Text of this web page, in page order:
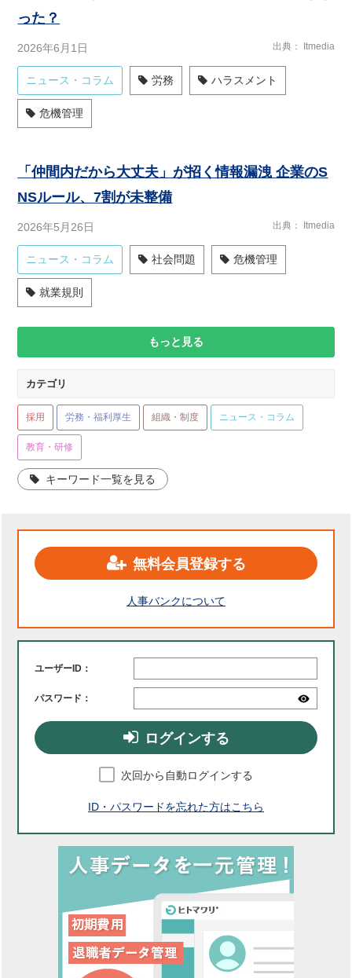
った？
2026年6月1日 出典 Itmedia
ニュース・コラム 労務 ハラスメント
危機管理
「仲間内だから大丈夫」が招く情報漏洩 企業のS
NSルール、7割が未整備
2026年5月26日 出典 Itmedia
ニュース・コラム 社会問題 危機管理
就業規則
もっと見る
カテゴリ
採用 労務・福利厚生 組織・制度 ニュース・コラム
教育・研修
キーワード一覧を見る
無料会員登録する
人事バンクについて
ユーザーID：
パスワード：
ログインする
次回から自動ログインする
ID・パスワードを忘れた方はこちら